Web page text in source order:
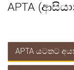
APTA
APTA යටතට